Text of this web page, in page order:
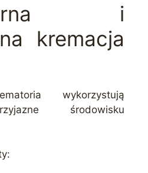
i
kremacja
wykorzystują
środowisku